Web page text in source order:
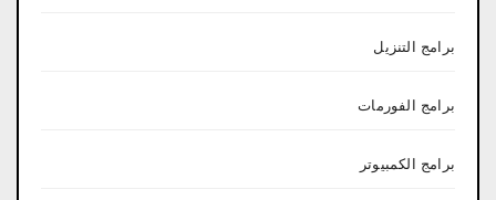
برامج التنزيل
برامج الفورمات
برامج الكمبيوتر